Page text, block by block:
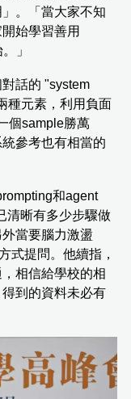
。「當大家不知
始學習善用
」
話的 "system
種元素，利用負面
個sample勝萬
參考也有相當的
和agent
清晰有多少步驟做
當要腦力激盪
式提問。他續指，
相信給學校的相
到的資料未必有